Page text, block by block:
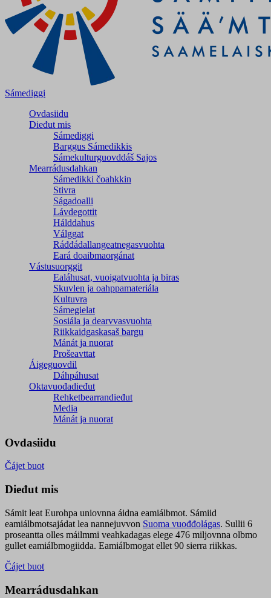
Sámediggi
Ovdasiidu
Dieđut mis
Sámediggi
Barggus Sámedikkis
Sámekulturguovddáš Sajos
Mearrádusdahkan
Sámedikki čoahkkin
Stivra
Ságadoalli
Lávdegottit
Hálddahus
Válggat
Ráđđádallangeatnegas­vuohta
Eará doaibmaorgánat
Vástusuorggit
Ealáhusat, vuoigatvuohta ja biras
Skuvlen ja oahppamateriála
Kultuvra
Sámegielat
Sosiála ja dearvvasvuohta
Riikkaidgaskasaš bargu
Mánát ja nuorat
Prošeavttat
Áigeguovdil
Dáhpáhusat
Oktavuođadieđut
Rehketbearrandieđut
Media
Mánát ja nuorat
Ovdasiidu
Čájet buot
Dieđut mis
Sámit leat Eurohpa uniovnna áidna eamiálbmot. Sámiid
eamiálbmotsajádat lea nannejuvvon Suoma vuođđolágas. Sullii 6
proseantta olles máilmmi veahkadagas elege 476 miljovnna olbmo
gullet eamiálbmogiidda. Eamiálbmogat ellet 90 sierra riikkas.
Čájet buot
Mearrádusdahkan